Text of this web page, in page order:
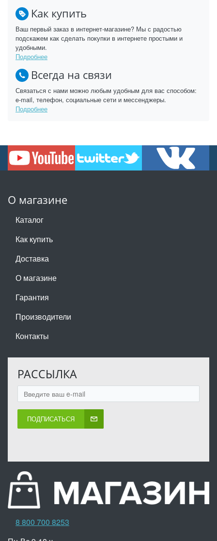
Как купить
Ваш первый заказ в интернет-магазине? Мы с радостью
подскажем как сделать покупки в интернете простыми и
удобными.
Подробнее
Всегда на связи
Связаться с нами можно любым удобным для вас способом:
e-mail, телефон, социальные сети и мессенджеры.
Подробнее
О магазине
Каталог
Как купить
Доставка
О магазине
Гарантия
Производители
Контакты
РАССЫЛКА
ПОДПИСАТЬСЯ
8 800 700 8253